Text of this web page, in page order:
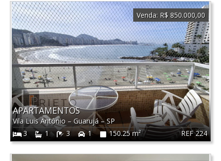
REF 224
APARTAMENTOS
Vila Luis Antônio – Guarujá–SP
3
1 3 1 150.25 m²
Venda: R$ 850.000,00